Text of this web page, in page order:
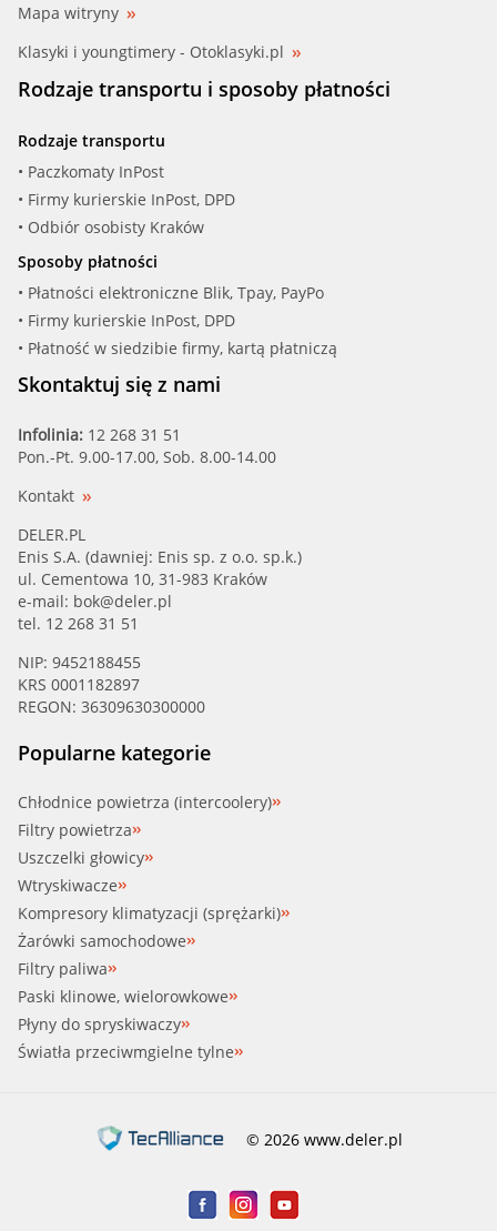
Mapa witryny
Klasyki i youngtimery - Otoklasyki.pl
Rodzaje transportu i sposoby płatności
Rodzaje transportu
• Paczkomaty InPost
• Firmy kurierskie InPost, DPD
• Odbiór osobisty Kraków
Sposoby płatności
• Płatności elektroniczne Blik, Tpay, PayPo
• Firmy kurierskie InPost, DPD
• Płatność w siedzibie firmy, kartą płatniczą
Skontaktuj się z nami
Infolinia: 12 268 31 51
Pon.-Pt. 9.00-17.00, Sob. 8.00-14.00
Kontakt
DELER.PL
Enis S.A. (dawniej: Enis sp. z o.o. sp.k.)
ul. Cementowa 10, 31-983 Kraków
e-mail: bok@deler.pl
tel. 12 268 31 51
NIP: 9452188455
KRS 0001182897
REGON: 36309630300000
Popularne kategorie
Chłodnice powietrza (intercoolery)
Filtry powietrza
Uszczelki głowicy
Wtryskiwacze
Kompresory klimatyzacji (sprężarki)
Żarówki samochodowe
Filtry paliwa
Paski klinowe, wielorowkowe
Płyny do spryskiwaczy
Światła przeciwmgielne tylne
© 2026 www.deler.pl